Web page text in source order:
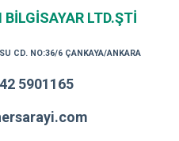
LTD.ŞTİ
CD. NO:36/6 ÇANKAYA/ANKARA
5901165